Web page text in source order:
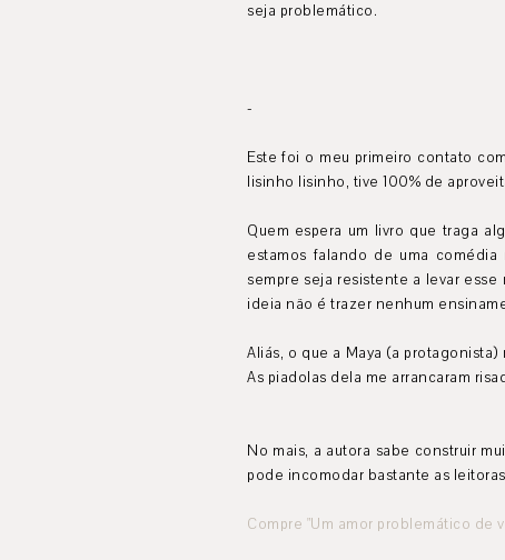
seja problemático.
-
Este foi o meu primeiro contato
lisinho lisinho, tive 100% de
Quem espera um livro que traga
estamos falando de uma
sempre seja resistente a levar
ideia não é trazer nenhum
Aliás, o que a Maya (a
As piadolas dela me arrancaram
No mais, a autora sabe construir
pode incomodar bastante as
Compre "Um amor problemático de